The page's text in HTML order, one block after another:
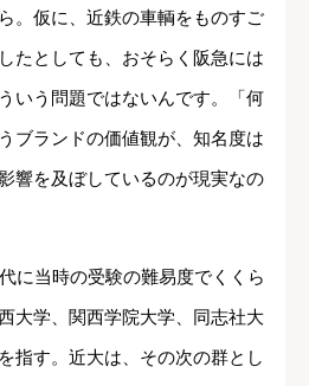
。仮に、近鉄の車輌をものすご
たとしても、おそらく阪急には
いう問題ではないんです。「何
ブランドの価値観が、知名度は
響を及ぼしているのが現実なの
に当時の受験の難易度でくくら
大学、関西学院大学、同志社大
指す。近大は、その次の群とし